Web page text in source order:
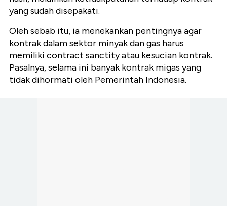
yang sudah disepakati.
Oleh sebab itu, ia menekankan pentingnya agar
kontrak dalam sektor minyak dan gas harus
memiliki contract sanctity atau kesucian kontrak.
Pasalnya, selama ini banyak kontrak migas yang
tidak dihormati oleh Pemerintah Indonesia.